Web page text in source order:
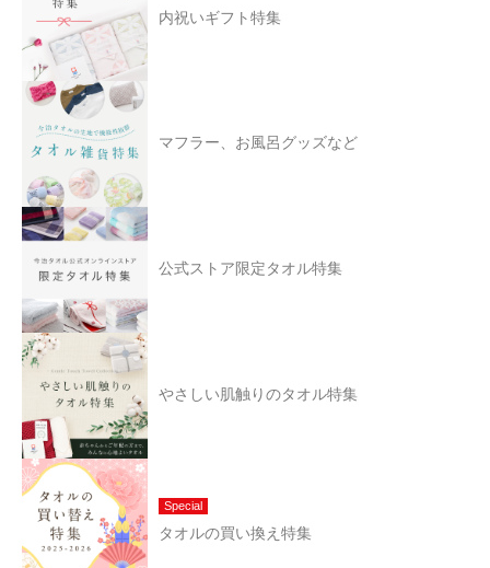
内祝いギフト特集
マフラー、お風呂グッズなど
公式ストア限定タオル特集
やさしい肌触りのタオル特集
Special
タオルの買い換え特集